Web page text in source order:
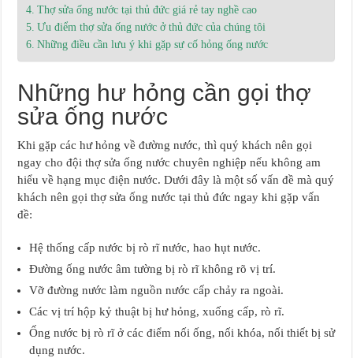
Thợ sửa ống nước tại thủ đức giá rẻ tay nghề cao
Ưu điểm thợ sửa ống nước ở thủ đức của chúng tôi
Những điều cần lưu ý khi gặp sự cố hỏng ống nước
Những hư hỏng cần gọi thợ
sửa ống nước
Khi gặp các hư hỏng về đường nước, thì quý khách nên gọi
ngay cho đội thợ sửa ống nước chuyên nghiệp nếu không am
hiểu về hạng mục điện nước. Dưới đây là một số vấn đề mà quý
khách nên gọi thợ sửa ống nước tại thủ đức ngay khi gặp vấn
đề:
Hệ thống cấp nước bị rò rĩ nước, hao hụt nước.
Đường ống nước âm tường bị rò rĩ không rõ vị trí.
Vỡ đường nước làm nguồn nước cấp chảy ra ngoài.
Các vị trí hộp kỷ thuật bị hư hỏng, xuống cấp, rò rĩ.
Ống nước bị rò rĩ ở các điểm nối ống, nối khóa, nối thiết bị sử
dụng nước.